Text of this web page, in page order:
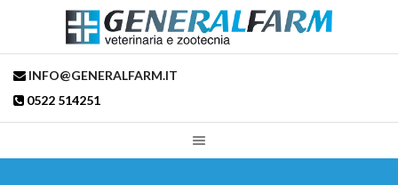
INFO@GENERALFARM.IT
0522 514251